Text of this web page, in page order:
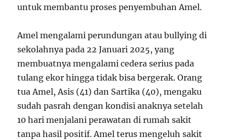
untuk membantu proses penyembuhan Amel.
Amel mengalami perundungan atau bullying di
sekolahnya pada 22 Januari 2025, yang
membuatnya mengalami cedera serius pada
tulang ekor hingga tidak bisa bergerak. Orang
tua Amel, Asis (41) dan Sartika (40), mengaku
sudah pasrah dengan kondisi anaknya setelah
10 hari menjalani perawatan di rumah sakit
tanpa hasil positif. Amel terus mengeluh sakit